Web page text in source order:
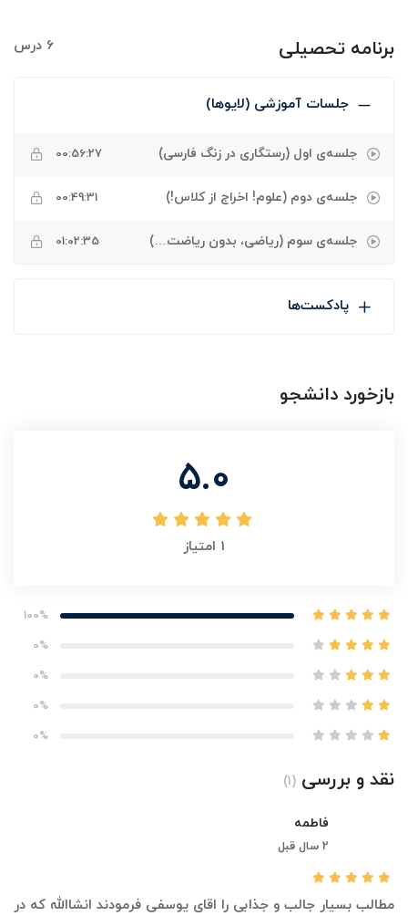
برنامه تحصیلی 6 درس
جلسات آموزشی (لایوها)
جلسه‌ی اول (رستگاری در زنگ فارسی) 00:56:27
جلسه‌ی دوم (علوم! اخراج از کلاس!) 00:49:31
جلسه‌ی سوم (ریاضی، بدون ریاضت…) 01:02:35
پادکست‌ها
بازخورد دانشجو
5.0
1 امتیاز
100%
0%
0%
0%
0%
نقد و بررسی (1)
فاطمه
2 سال قبل
مطالب بسیار جالب و جذابی را اقای یوسفی فرمودند انشاالله که در